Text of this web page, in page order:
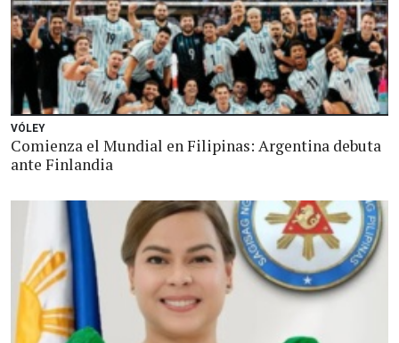
VÓLEY
Comienza el Mundial en Filipinas: Argentina debuta
ante Finlandia